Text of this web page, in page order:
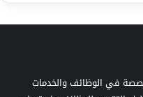
في الوظائف والخدمات